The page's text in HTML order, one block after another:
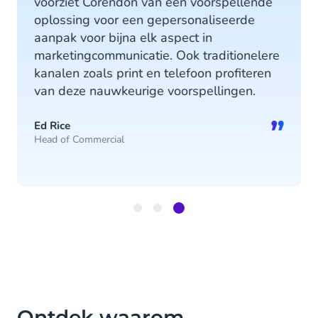
oplossing voor een gepersonaliseerde
aanpak voor bijna elk aspect in
marketingcommunicatie. Ook traditionelere
kanalen zoals print en telefoon profiteren
van deze nauwkeurige voorspellingen.
Ed Rice
Head of Commercial ”